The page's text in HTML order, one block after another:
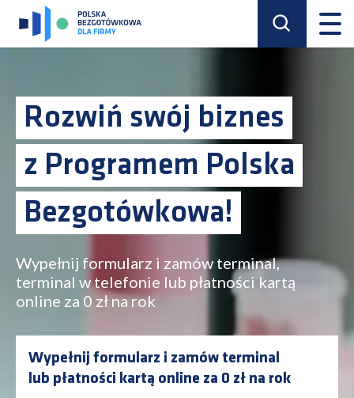
Rozwiń swój biznes
z Programem Polska
Bezgotówkowa!
Wypełnij formularz i zamów terminal,
terminal w telefonie lub płatności kartą
online za 0 zł na rok
Wypełnij formularz i zamów terminal
lub płatności kartą online za 0 zł na rok